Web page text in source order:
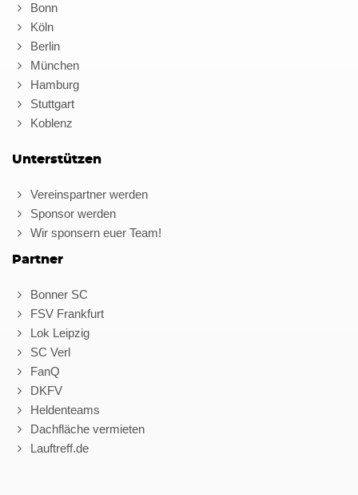
Bonn
Köln
Berlin
München
Hamburg
Stuttgart
Koblenz
Unterstützen
Vereinspartner werden
Sponsor werden
Wir sponsern euer Team!
Partner
Bonner SC
FSV Frankfurt
Lok Leipzig
SC Verl
FanQ
DKFV
Heldenteams
Dachfläche vermieten
Lauftreff.de